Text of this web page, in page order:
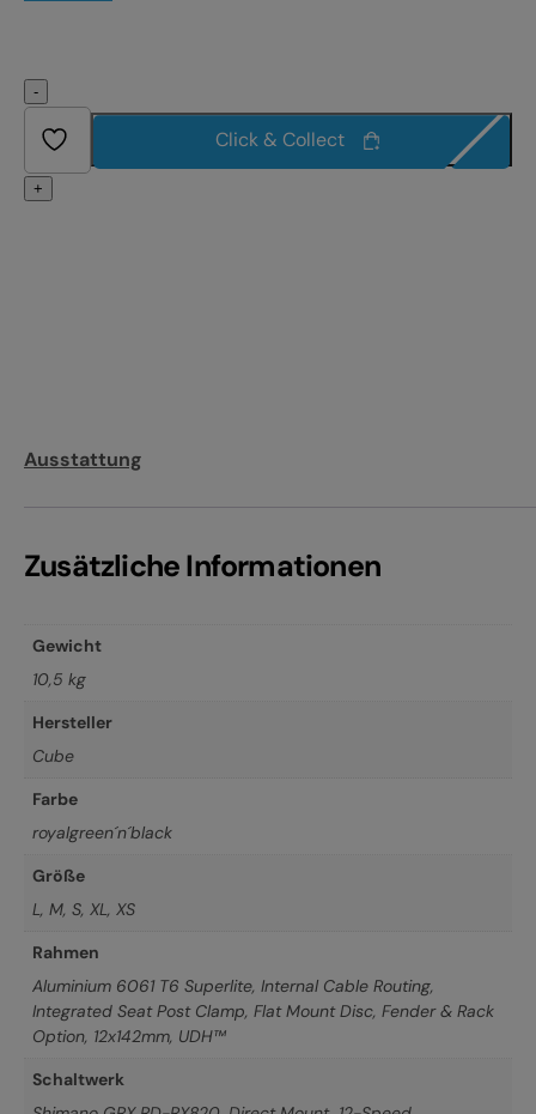
-
+
Click & Collect
Ausstattung
Zusätzliche Informationen
Gewicht
10,5 kg
Hersteller
Cube
Farbe
royalgreen´n´black
Größe
L, M, S, XL, XS
Rahmen
Aluminium 6061 T6 Superlite, Internal Cable Routing,
Integrated Seat Post Clamp, Flat Mount Disc, Fender & Rack
Option, 12x142mm, UDH™
Schaltwerk